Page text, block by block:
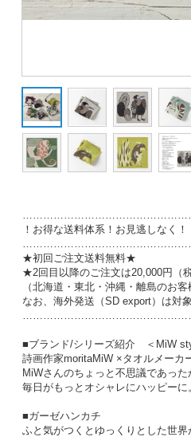
！お得な送料体系！お見逃しなく！
★初回ご注文送料無料★
★2回目以降のご注文は20,000円（
（北海道・東北・沖縄・離島のお客
なお、海外発送（SD export）は対象
■ブランド/シリーズ紹介 ＜MiW
詩画作家moritaMiW ×タオルメーカ
MiWさんのちょっと不思議であっ
毎日がもっとオシャレにハッピーに
■ガーゼハンカチ
ふと気がつくとゆっくりとした世界